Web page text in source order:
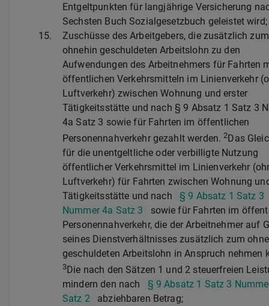
Entgeltpunkten für langjährige Versicherung
Sechsten Buch Sozialgesetzbuch geleistet wird;
15.
Zuschüsse des Arbeitgebers, die zusätzlich zum
ohnehin geschuldeten Arbeitslohn zu den
Aufwendungen des Arbeitnehmers für Fahrten
öffentlichen Verkehrsmitteln im Linienverkehr
Luftverkehr) zwischen Wohnung und erster
Tätigkeitsstätte und nach § 9 Absatz 1 Satz 3
4a Satz 3 sowie für Fahrten im öffentlichen
Personennahverkehr gezahlt werden.2Das
für die unentgeltliche oder verbilligte Nutzung
öffentlicher Verkehrsmittel im Linienverkehr
Luftverkehr) für Fahrten zwischen Wohnung
Tätigkeitsstätte und nach
§ 9 Absatz 1 Satz 3
Nummer 4a Satz 3
sowie für Fahrten im
Personennahverkehr, die der Arbeitnehmer auf
seines Dienstverhältnisses zusätzlich zum
geschuldeten Arbeitslohn in Anspruch nehmen
3 Die nach den Sätzen 1 und 2 steuerfreien
mindern den nach
§ 9 Absatz 1 Satz 3
Satz 2
abziehbaren Betrag;